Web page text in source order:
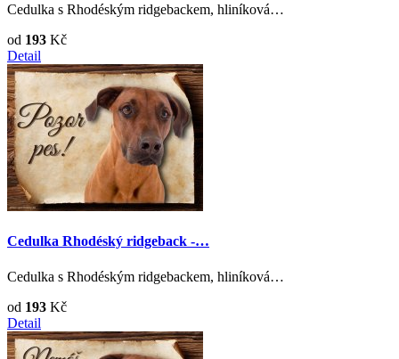
Cedulka s Rhodéským ridgebackem, hliníková…
od 193 Kč
Detail
Cedulka Rhodéský ridgeback -…
Cedulka s Rhodéským ridgebackem, hliníková…
od 193 Kč
Detail